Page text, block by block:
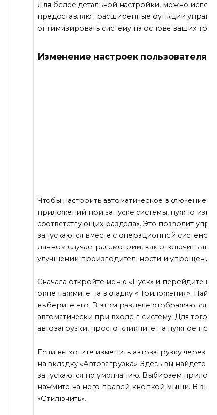
Для более детальной настройки, можно
предоставляют расширенные функции
оптимизировать систему на основе ваших
Изменение настроек пользователя
Чтобы настроить автоматическое включение
приложений при запуске системы, нужно
соответствующих разделах. Это позволит
запускаются вместе с операционной системой,
данном случае, рассмотрим, как отключить
улучшении производительности и упрощении
Сначала откройте меню «Пуск» и перейдите в
окне нажмите на вкладку «Приложения».
выберите его. В этом разделе отображаются
автоматически при входе в систему. Для того
автозагрузки, просто кликните на нужное
Если вы хотите изменить автозагрузку через
на вкладку «Автозагрузка». Здесь вы найдете
запускаются по умолчанию. Выбираем
нажмите на него правой кнопкой мыши. В
«Отключить».